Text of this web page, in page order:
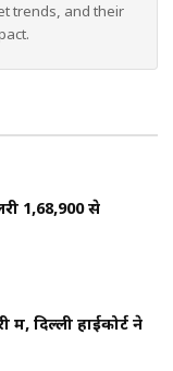
trends, and their
₹1,68,900 से
दिल्ली हाईकोर्ट ने